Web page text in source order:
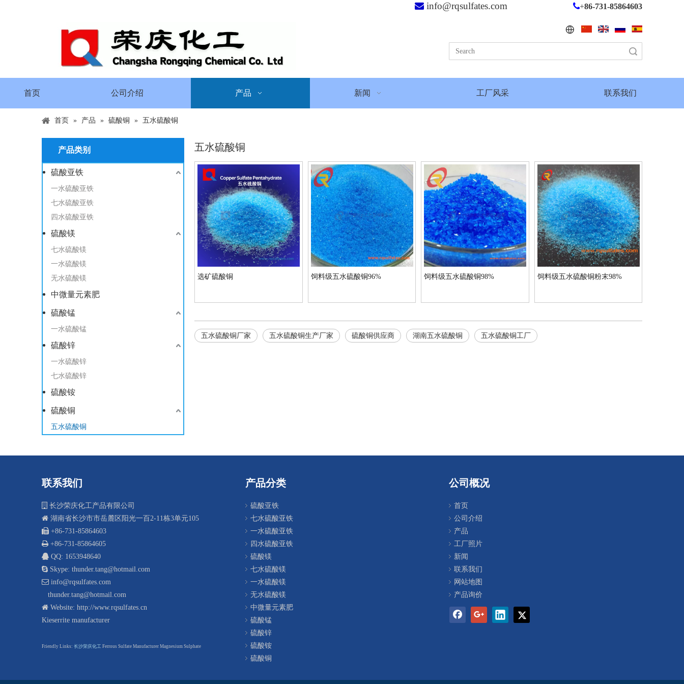
 info@rqsulfates.com +86-731-85864603
首页 公司介绍 产品 新闻 工厂风采 联系我们
首页 » 产品 » 硫酸铜 » 五水硫酸铜
产品类别
硫酸亚铁
一水硫酸亚铁
七水硫酸亚铁
四水硫酸亚铁
硫酸镁
七水硫酸镁
一水硫酸镁
无水硫酸镁
中微量元素肥
硫酸锰
一水硫酸锰
硫酸锌
一水硫酸锌
七水硫酸锌
硫酸铵
硫酸铜
五水硫酸铜
五水硫酸铜
选矿硫酸铜 饲料级五水硫酸铜96% 饲料级五水硫酸铜98% 饲料级五水硫酸铜粉末98%
五水硫酸铜厂家 五水硫酸铜生产厂家 硫酸铜供应商 湖南五水硫酸铜 五水硫酸铜工厂
联系我们
 长沙荣庆化工产品有限公司
 湖南省长沙市市岳麓区阳光一百2-11栋3单元105
 +86-731-85864603
 +86-731-85864605
 QQ: 1653948640
 Skype: thunder.tang@hotmail.com
 info@rqsulfates.com
thunder.tang@hotmail.com
 Website: http://www.rqsulfates.cn
Kieserrite manufacturer
Friendly Links: 长沙荣庆化工 Ferrous Sulfate Manufacturer Magnesium Sulphate
产品分类
硫酸亚铁
七水硫酸亚铁
一水硫酸亚铁
四水硫酸亚铁
硫酸镁
七水硫酸镁
一水硫酸镁
无水硫酸镁
中微量元素肥
硫酸锰
硫酸锌
硫酸铵
硫酸铜
公司概况
首页
公司介绍
产品
工厂照片
新闻
联系我们
网站地图
产品询价